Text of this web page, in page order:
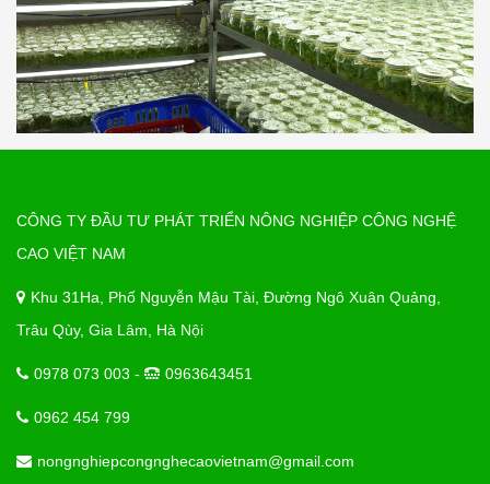
CÔNG TY ĐẦU TƯ PHÁT TRIỂN NÔNG NGHIỆP CÔNG NGHỆ
CAO VIỆT NAM
Khu 31Ha, Phố Nguyễn Mậu Tài, Đường Ngô Xuân Quảng,
Trâu Qùy, Gia Lâm, Hà Nội
0978 073 003 - 0963643451
0962 454 799
nongnghiepcongnghecaovietnam@gmail.com